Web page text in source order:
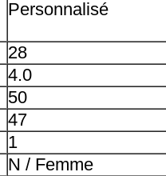
Personnalisé
28
4.0
50
47
1
N / Femme